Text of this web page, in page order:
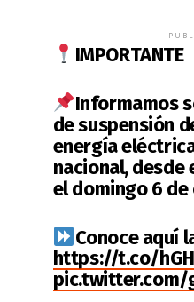
IMPORTANTE
Informamos
de suspensión
energía
nacional, desde
el domingo 6
Conoce aquí
https://t.co/
pic.twitter.com/